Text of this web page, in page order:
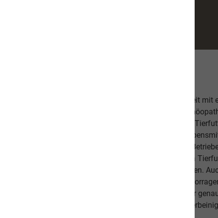
Unsere hochwertige Tiernahrung ist in Zusammenarbeit mit
bestehend aus einer Tierärztin, Tierheilpraktikern,
Ernährungsfachleuten entwickelt worden. Das leckere
Fischanteil von ca. 70% im Durchschnitt und weist
Schlachtabfälle). Höchste Qualität aus kontrollierten
Beilagen sind der Garant, dass Sie mit unserem naVita
Lieblinge ausgewogen und abwechslungsreich ernähren.
darauf, dass es Ihnen persönlich gut geht. Unsere
beweisen dies. Als Schweizer Unternehmen kennen wir
Qualitätsansprüche unserer Kunden sowie unseren